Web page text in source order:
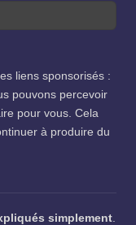
liens sponsorisés :
pouvons percevoir
pour vous. Cela
à produire du
simplement.